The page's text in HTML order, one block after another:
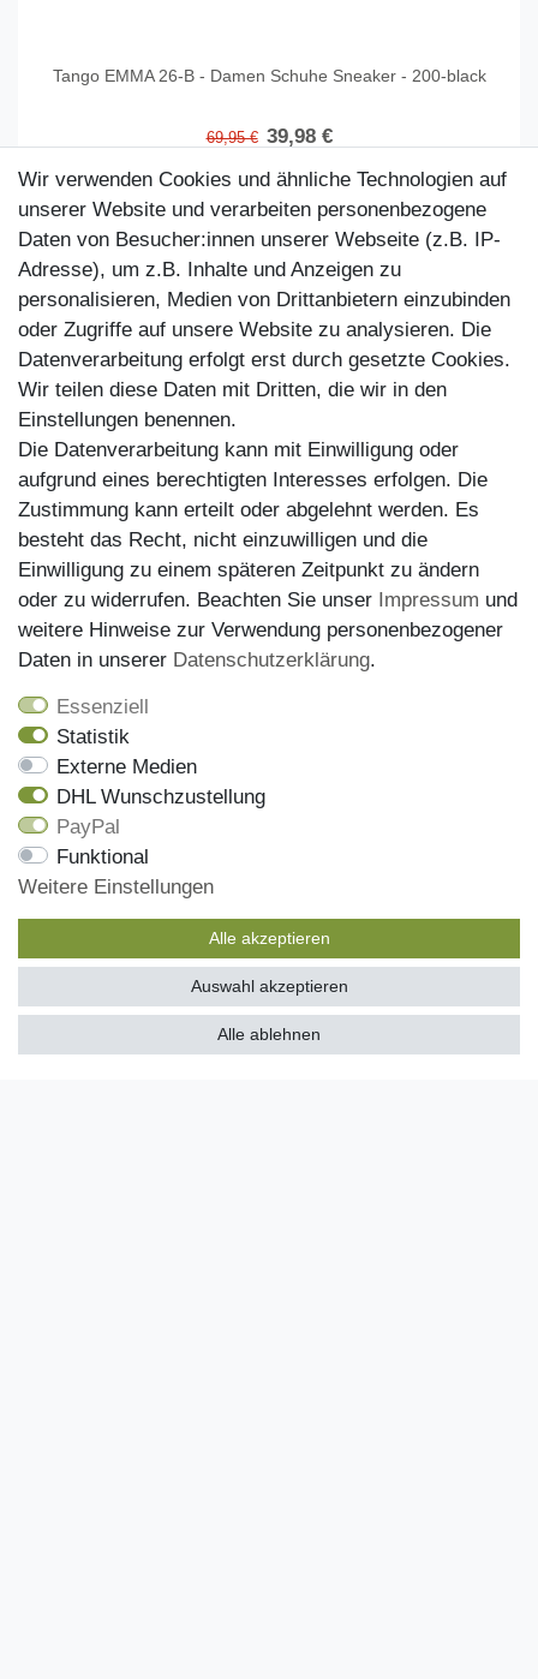
Tango EMMA 26-B - Damen Schuhe Sneaker - 200-black
69,95 € 39,98 €
Artikel anzeigen
Kundenservice
Impressum
Datenschutz
AGB
Widerrufsrecht
Versandinformationen
Zahlungsmöglichkeiten
Onlineshop
Mein Konto
Kontakt
Wir verwenden Cookies und ähnliche Technologien auf
unserer Website und verarbeiten personenbezogene
Daten von Besucher:innen unserer Webseite (z.B. IP-
Adresse), um z.B. Inhalte und Anzeigen zu
personalisieren, Medien von Drittanbietern einzubinden
oder Zugriffe auf unsere Website zu analysieren. Die
Datenverarbeitung erfolgt erst durch gesetzte Cookies.
Wir teilen diese Daten mit Dritten, die wir in den
Einstellungen benennen.
Die Datenverarbeitung kann mit Einwilligung oder
aufgrund eines berechtigten Interesses erfolgen. Die
Zustimmung kann erteilt oder abgelehnt werden. Es
besteht das Recht, nicht einzuwilligen und die
Einwilligung zu einem späteren Zeitpunkt zu ändern
oder zu widerrufen. Beachten Sie unser Impressum und
weitere Hinweise zur Verwendung personenbezogener
Daten in unserer Daten­schutz­erklärung.
Essenziell
Statistik
Externe Medien
DHL Wunschzustellung
PayPal
Funktional
Weitere Einstellungen
Alle akzeptieren
Alle ablehnen
Auswahl akzeptieren
Bewertungen bei: ebay.de, amazon.de, shopvote.de ⓘ
Informationen zur Echtheit der Bewertungen